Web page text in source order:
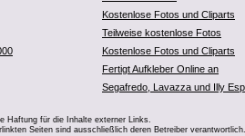
Kostenlose Fotos und Cliparts
Teilweise kostenlose Fotos
Kostenlose Fotos und Cliparts
Fertigt Aufkleber Online an
Segafredo, Lavazza und Illy
Haftung für die Inhalte externer Links.
Seiten sind ausschließlich deren Betreiber verantwortlich.